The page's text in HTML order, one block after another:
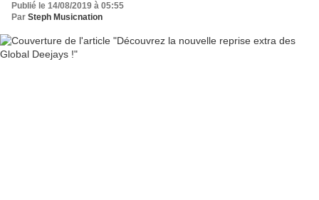
Publié le 14/08/2019 à 05:55
Par Steph Musicnation